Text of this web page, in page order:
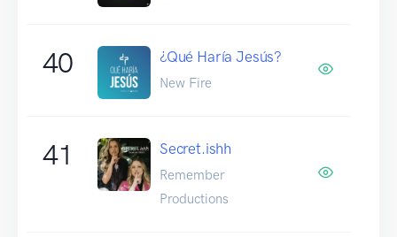
40 ¿Qué Haría Jesús?
New Fire
41 Secret.ishh
Remember
Productions